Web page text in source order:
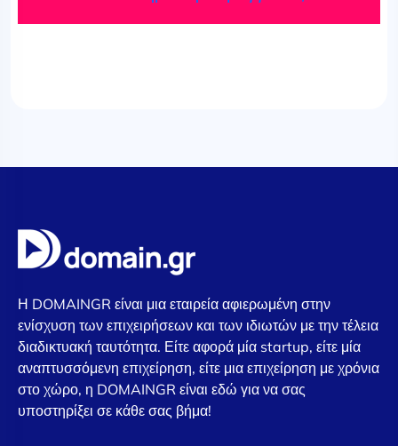
Η DOMAINGR είναι μια εταιρεία αφιερωμένη στην
ενίσχυση των επιχειρήσεων και των ιδιωτών με την τέλεια
διαδικτυακή ταυτότητα. Είτε αφορά μία startup, είτε μία
αναπτυσσόμενη επιχείρηση, είτε μια επιχείρηση με χρόνια
στο χώρο, η DOMAINGR είναι εδώ για να σας
υποστηρίξει σε κάθε σας βήμα!